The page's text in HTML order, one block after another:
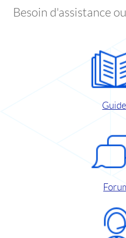
Besoin d'assistance